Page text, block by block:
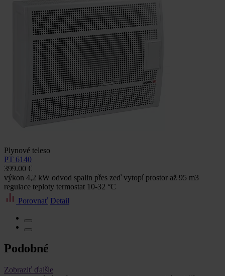
Plynové teleso
PT 6140
399.00 €
výkon 4,2 kW odvod spalin přes zeď vytopí prostor až 95 m3
regulace teploty termostat 10-32 °C
Porovnať Detail
Podobné
Zobraziť ďalšie